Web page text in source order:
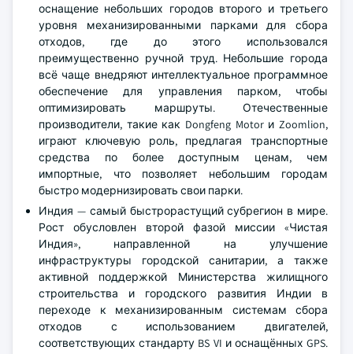
оснащение небольших городов второго и третьего
уровня механизированными парками для сбора
отходов, где до этого использовался
преимущественно ручной труд. Небольшие города
всё чаще внедряют интеллектуальное программное
обеспечение для управления парком, чтобы
оптимизировать маршруты. Отечественные
производители, такие как Dongfeng Motor и Zoomlion,
играют ключевую роль, предлагая транспортные
средства по более доступным ценам, чем
импортные, что позволяет небольшим городам
быстро модернизировать свои парки.
Индия — самый быстрорастущий субрегион в мире.
Рост обусловлен второй фазой миссии «Чистая
Индия», направленной на улучшение
инфраструктуры городской санитарии, а также
активной поддержкой Министерства жилищного
строительства и городского развития Индии в
переходе к механизированным системам сбора
отходов с использованием двигателей,
соответствующих стандарту BS VI и оснащённых GPS.